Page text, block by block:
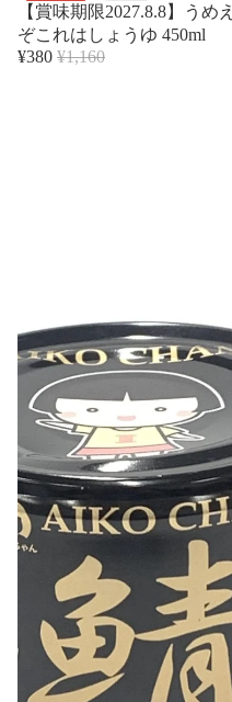
【賞味期限2027.8.8】うめえ
ぞこれはしょうゆ 450ml
¥380 ¥1,160